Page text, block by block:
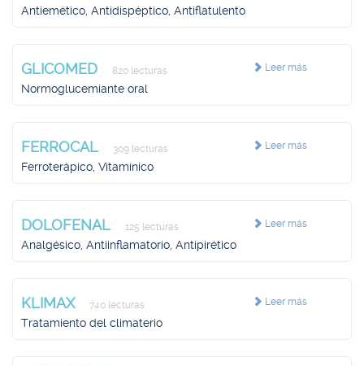
Antiemético, Antidispéptico, Antiflatulento
Leer más
GLICOMED 820 lecturas
Normoglucemiante oral
Leer más
FERROCAL 309 lecturas
Ferroterápico, Vitamínico
Leer más
DOLOFENAL 125 lecturas
Analgésico, Antiinflamatorio, Antipirético
Leer más
KLIMAX 740 lecturas
Tratamiento del climaterio